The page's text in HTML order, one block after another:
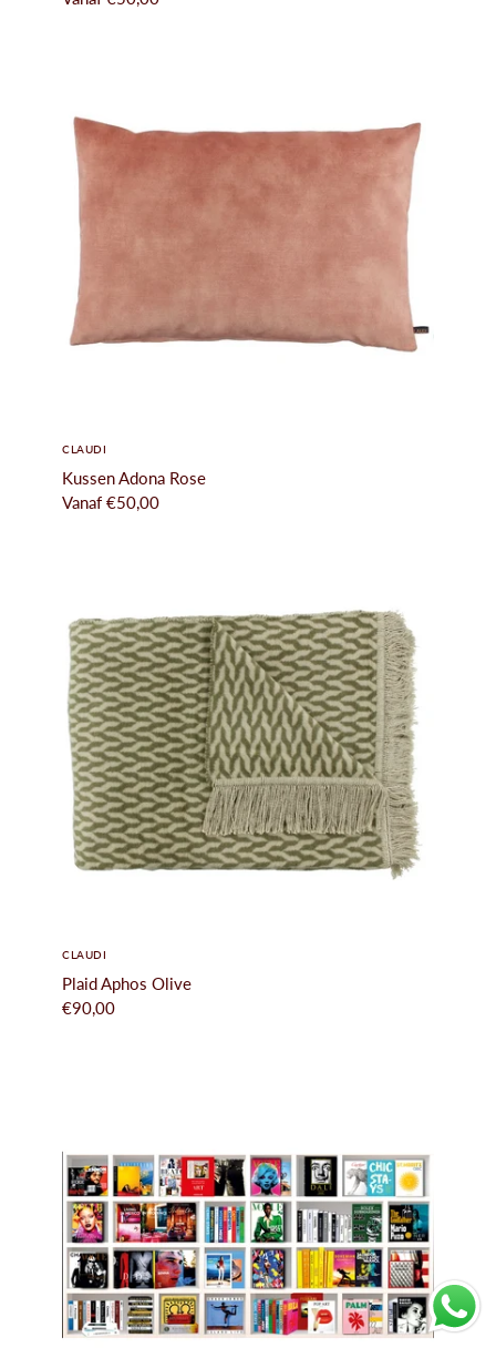
010-5221419
Info@hetposthuys.nl
CLAUDI
Kussen Adona Rose
Vanaf €50,00
CLAUDI
Plaid Aphos Olive
€90,00